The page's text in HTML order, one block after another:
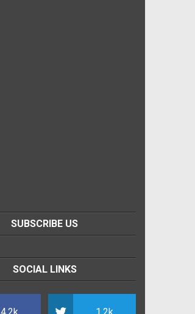
SUBSCRIBE US
SOCIAL LINKS
4.2k 1.2k